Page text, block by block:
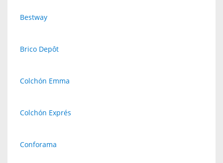
Bestway
Brico Depôt
Colchón Emma
Colchón Exprés
Conforama